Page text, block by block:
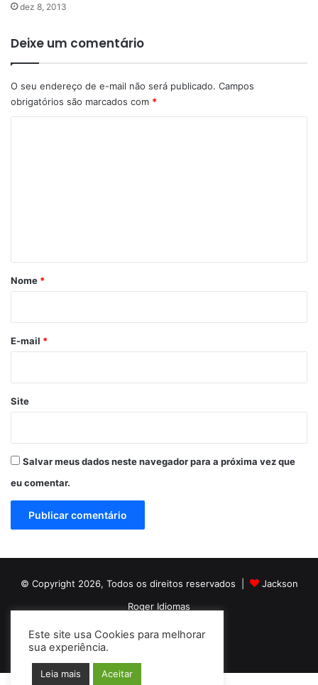
dez 8, 2013
Deixe um comentário
O seu endereço de e-mail não será publicado. Campos
obrigatórios são marcados com *
r
*
Nome *
E-mail *
Site
Salvar meus dados neste navegador para a próxima vez que
eu comentar.
© Copyright 2026, Todos os direitos reservados |
Jackson
Roger Idiomas
Facebook
YouTubeInstagram
Este site usa Cookies para melhorar
sua experiência.
Leia mais Aceitar